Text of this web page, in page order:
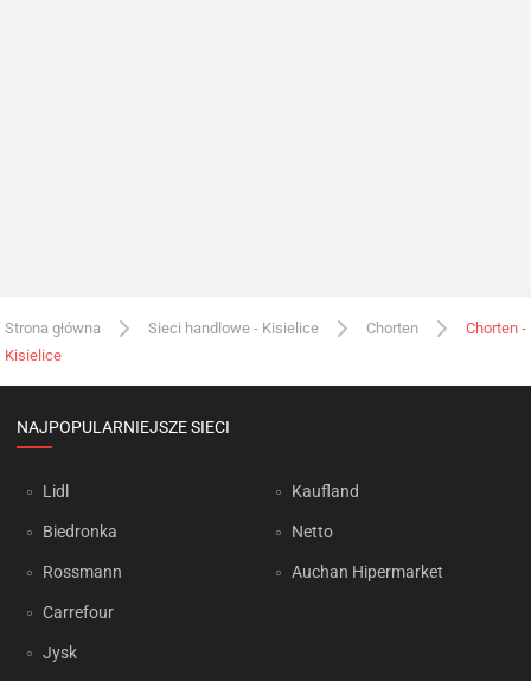
Strona główna Sieci handlowe - Kisielice Chorten
Chorten -
Kisielice
NAJPOPULARNIEJSZE SIECI
Lidl
Biedronka
Rossmann
Carrefour
Jysk
Kaufland
Netto
Auchan Hipermarket